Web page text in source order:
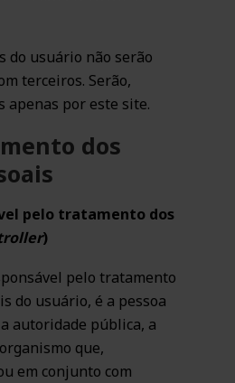
do usuário não serão
terceiros. Serão,
apenas por este site.
dos
pelo tratamento dos
)
pelo tratamento
do usuário, é a pessoa
autoridade pública, a
que,
em conjunto com